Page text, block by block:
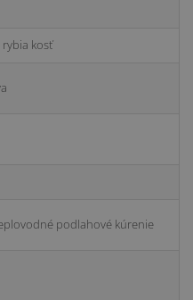
kosť
podlahové kúrenie